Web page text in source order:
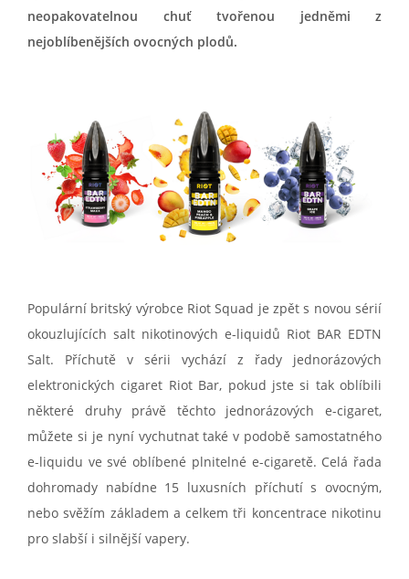
neopakovatelnou chuť tvořenou jedněmi z
nejoblíbenějších ovocných plodů.
Populární britský výrobce Riot Squad je zpět s novou sérií
okouzlujících salt nikotinových e-liquidů Riot BAR EDTN
Salt. Příchutě v sérii vychází z řady jednorázových
elektronických cigaret Riot Bar, pokud jste si tak oblíbili
některé druhy právě těchto jednorázových e-cigaret,
můžete si je nyní vychutnat také v podobě samostatného
e-liquidu ve své oblíbené plnitelné e-cigaretě. Celá řada
dohromady nabídne 15 luxusních příchutí s ovocným,
nebo svěžím základem a celkem tři koncentrace nikotinu
pro slabší i silnější vapery.